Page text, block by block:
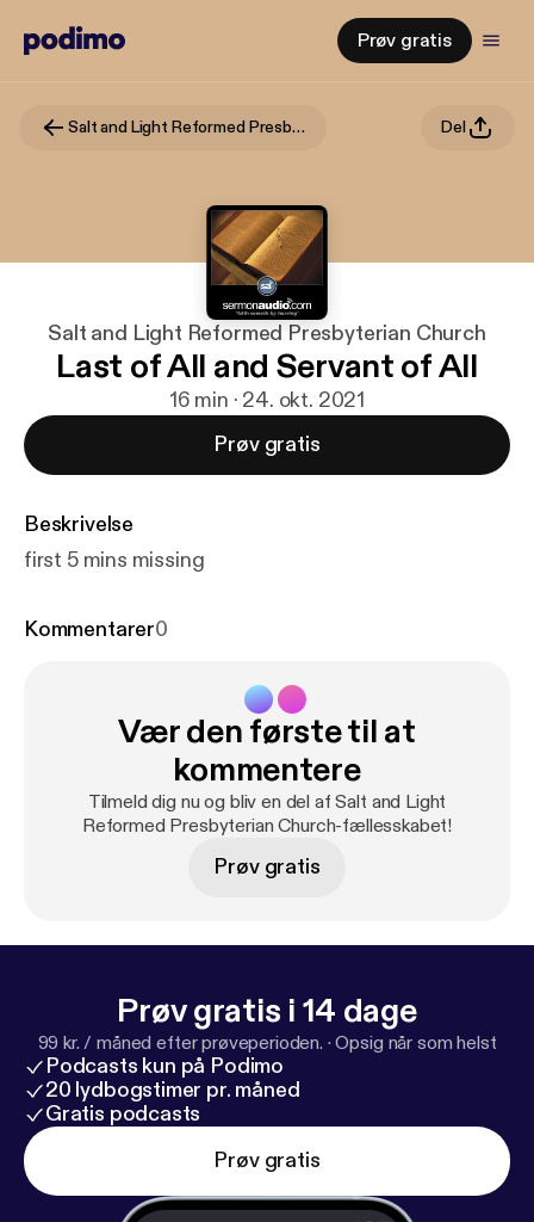
Prøv gratis
Salt and Light Reformed Presbyterian Church Del
Salt and Light Reformed Presbyterian Church
Last of All and Servant of All
16 min · 24. okt. 2021
Prøv gratis
Beskrivelse
first 5 mins missing
Kommentarer0
Vær den første til at
kommentere
Tilmeld dig nu og bliv en del af Salt and Light
Reformed Presbyterian Church-fællesskabet!
Prøv gratis
Prøv gratis i 14 dage
99 kr. / måned efter prøveperioden. ·Opsig når som helst
Podcasts kun på Podimo
20 lydbogstimer pr. måned
Gratis podcasts
Prøv gratis